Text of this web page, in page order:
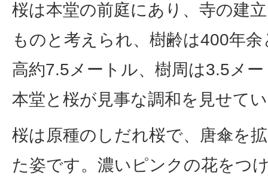
桜は本堂の前庭にあり、寺の建
ものと考えられ、樹齢は400年
高約7.5メートル、樹周は3.5メ
本堂と桜が見事な調和を見せて
桜は原種のしだれ桜で、唐傘を
た姿です。濃いピンクの花をつ